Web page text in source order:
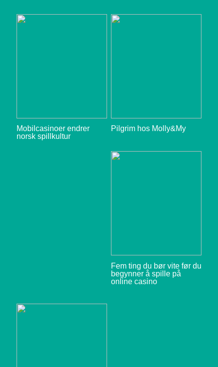
Mobilcasinoer endrer
norsk spillkultur
Pilgrim hos Molly&My
Fem ting du bør vite før du
begynner å spille på
online casino